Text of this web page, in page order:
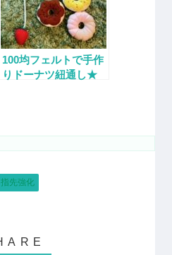
100均フェルトで手作
りドーナツ紐通し★
指先強化